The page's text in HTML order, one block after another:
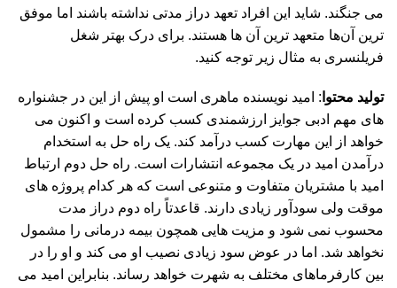
می جنگند. شاید این افراد تعهد دراز مدتی نداشته باشند اما موفق
ترین آن‌ها متعهد ترین آن ها هستند. برای درک بهتر شغل
فریلنسری به مثال زیر توجه کنید.
تولید محتوا : امید نویسنده ماهری است او پیش از این در جشنواره
های مهم ادبی جوایز ارزشمندی کسب کرده است و اکنون می
خواهد از این مهارت کسب درآمد کند. یک راه حل به استخدام
درآمدن امید در یک مجموعه انتشارات است. راه حل دوم ارتباط
امید با مشتریان متفاوت و متنوعی است که هر کدام پروژه های
موقت ولی سودآور زیادی دارند. قاعدتاً راه دوم دراز مدت
محسوب نمی شود و مزیت هایی همچون بیمه درمانی را مشمول
نخواهد شد. اما در عوض سود زیادی نصیب او می کند و او را در
بین کارفرماهای مختلف به شهرت خواهد رساند. بنابراین امید می